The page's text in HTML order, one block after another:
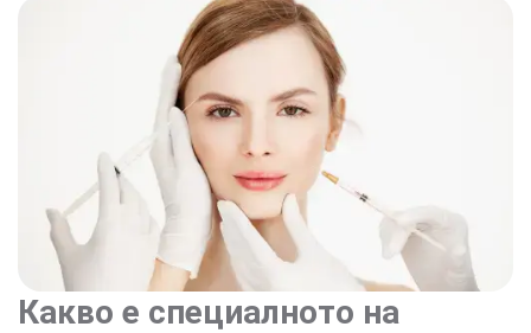
Какво е специалното на